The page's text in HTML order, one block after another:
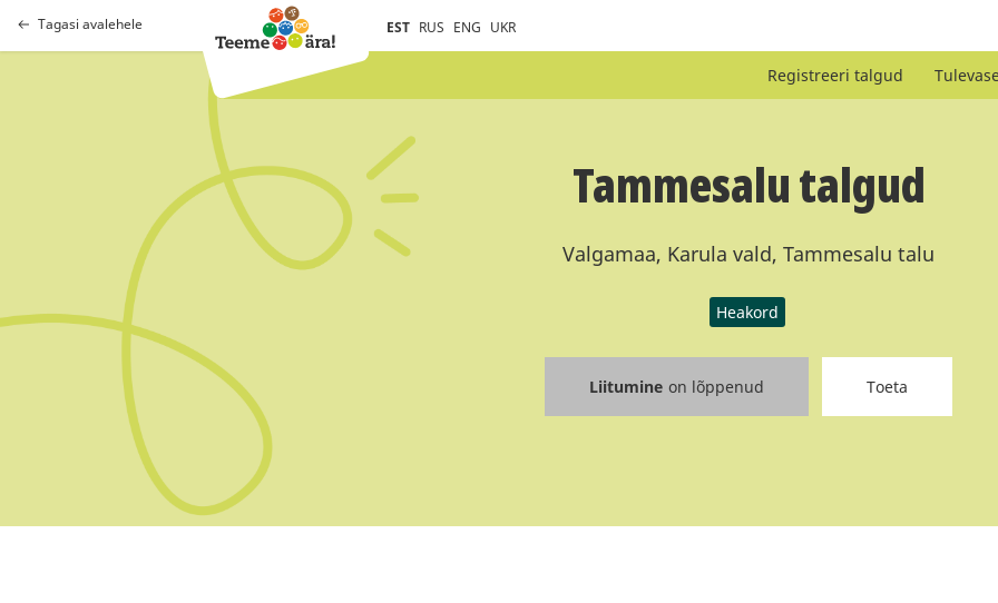
Tagasi avalehele EST RUS ENG UKR
Registreeri talgud
Tammesalu talgud
Valgamaa, Karula vald, Tammesalu talu
Heakord
Liitumine on lõppenud Toeta